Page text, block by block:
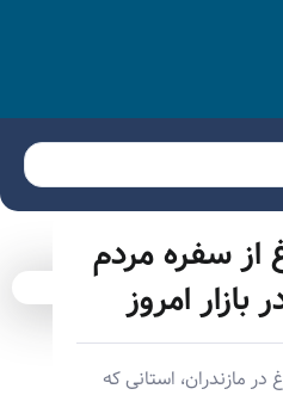
سفره مردم
امروز
مازندران، استانی که